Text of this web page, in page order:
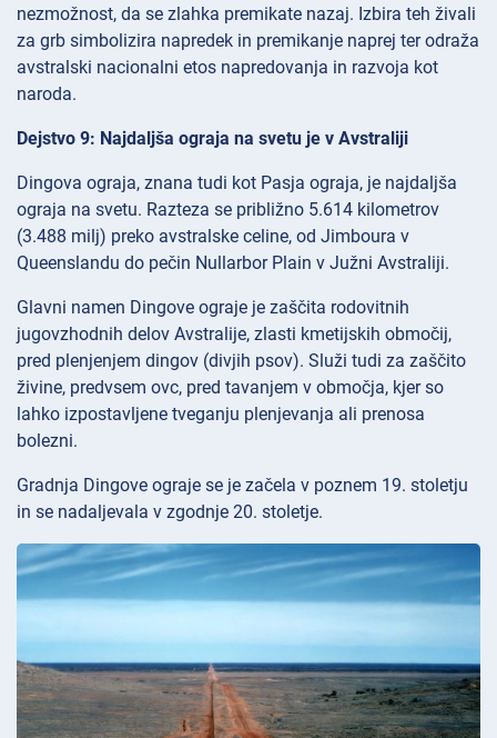
nezmožnost, da se zlahka premikate nazaj. Izbira teh živali
za grb simbolizira napredek in premikanje naprej ter odraža
avstralski nacionalni etos napredovanja in razvoja kot
naroda.
Dejstvo 9: Najdaljša ograja na svetu je v Avstraliji
Dingova ograja, znana tudi kot Pasja ograja, je najdaljša
ograja na svetu. Razteza se približno 5.614 kilometrov
(3.488 milj) preko avstralske celine, od Jimboura v
Queenslandu do pečin Nullarbor Plain v Južni Avstraliji.
Glavni namen Dingove ograje je zaščita rodovitnih
jugovzhodnih delov Avstralije, zlasti kmetijskih območij,
pred plenjenjem dingov (divjih psov). Služi tudi za zaščito
živine, predvsem ovc, pred tavanjem v območja, kjer so
lahko izpostavljene tveganju plenjevanja ali prenosa
bolezni.
Gradnja Dingove ograje se je začela v poznem 19. stoletju
in se nadaljevala v zgodnje 20. stoletje.